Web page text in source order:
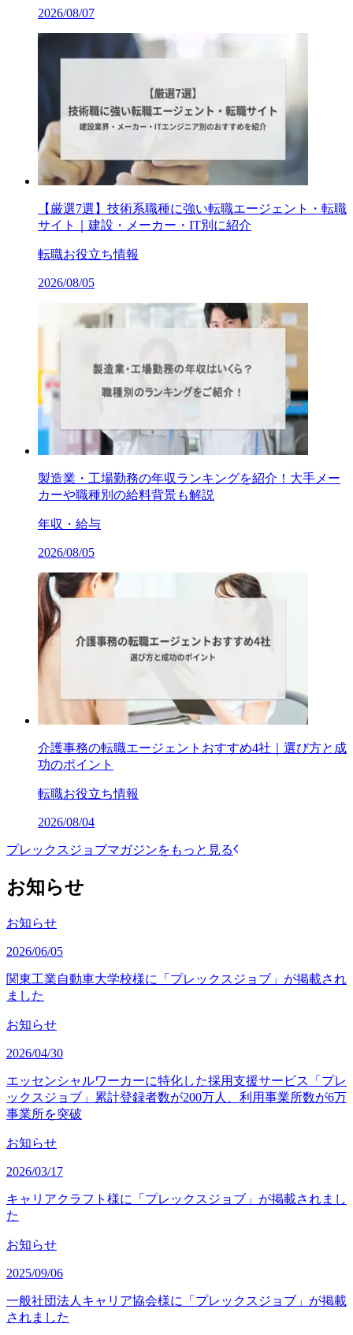
2026/08/07
【厳選7選】技術系職種に強い転職エージェント・転職
サイト｜建設・メーカー・IT別に紹介
転職お役立ち情報
2026/08/05
製造業・工場勤務の年収ランキングを紹介！大手メー
カーや職種別の給料背景も解説
年収・給与
2026/08/05
介護事務の転職エージェントおすすめ4社｜選び方と成
功のポイント
転職お役立ち情報
2026/08/04
プレックスジョブマガジンをもっと見る
お知らせ
お知らせ
2026/06/05
関東工業自動車大学校様に「プレックスジョブ」が掲載され
ました
お知らせ
2026/04/30
エッセンシャルワーカーに特化した採用支援サービス「プレ
ックスジョブ」累計登録者数が200万人、利用事業所数が6万
事業所を突破
お知らせ
2026/03/17
キャリアクラフト様に「プレックスジョブ」が掲載されまし
た
お知らせ
2025/09/06
一般社団法人キャリア協会様に「プレックスジョブ」が掲載
されました